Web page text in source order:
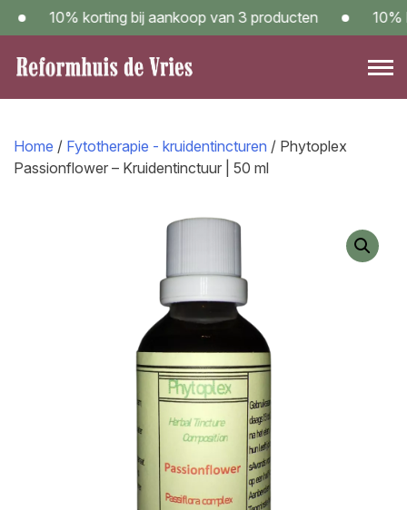
Skip
to
content
10% korting bij aankoop van 3 producten 10%
Home / Fytotherapie - kruidentincturen / ​Phytoplex
Passionflower – Kruidentinctuur | 50 ml